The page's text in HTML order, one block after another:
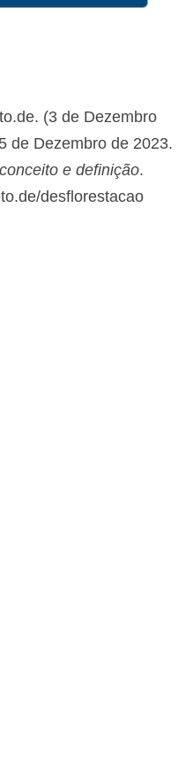
(3 de Dezembro
de Dezembro de 2023.
e definição.
desflorestacao